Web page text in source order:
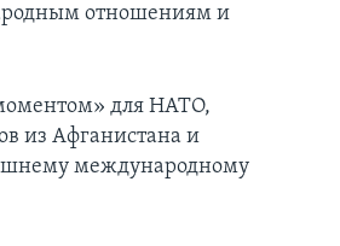
отношениям и
для НАТО,
из Афганистана и
международному